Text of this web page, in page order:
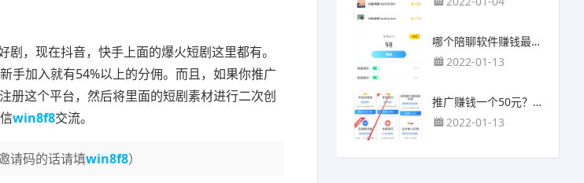
，现在抖音，快手上面的爆火短剧这里都有。
手加入就有54%以上的分佣。而且，如果你推广
册这个平台，然后将里面的短剧素材进行二次创
win8f8交流。
请码的话请填win8f8）
哪个陪聊软件赚钱最快？目前陪人聊天可以挣钱的app推荐
2022-01-13
推广赚钱一个50元？我这个一个最高可以赚500元
2022-01-13